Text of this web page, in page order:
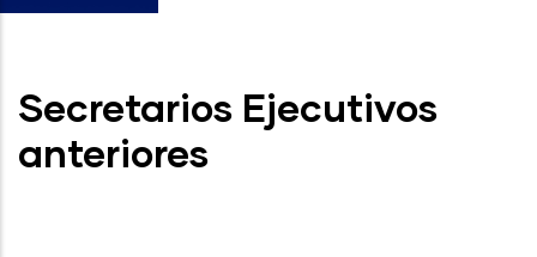
Secretarios Ejecutivos
anteriores